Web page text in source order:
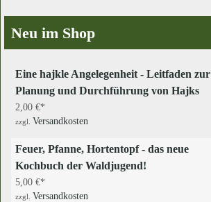
Neu im Shop
Eine hajkle Angelegenheit - Leitfaden zur
Planung und Durchführung von Hajks
2,00 €
zzgl. Versandkosten
Feuer, Pfanne, Hortentopf - das neue
Kochbuch der Waldjugend!
5,00 €
zzgl. Versandkosten